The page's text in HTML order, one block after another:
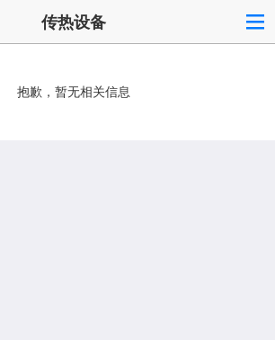
传热设备
抱歉，暂无相关信息